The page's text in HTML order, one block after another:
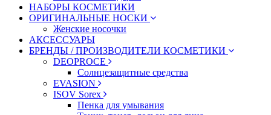
НАБОРЫ КОСМЕТИКИ
ОРИГИНАЛЬНЫЕ НОСКИ
Женские носочки
АКСЕССУАРЫ
БРЕНДЫ / ПРОИЗВОДИТЕЛИ КОСМЕТИКИ
DEOPROCE
Солнцезащитные средства
EVASION
ISOV Sorex
Пенка для умывания